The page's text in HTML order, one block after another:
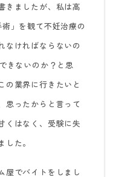
きましたが、私は高
」を観て不妊治療の
なければならないの
きないのか？と思
の業界に行きたいと
思ったからと言って
くはなく、受験に失
た。
屋でバイトをしまし